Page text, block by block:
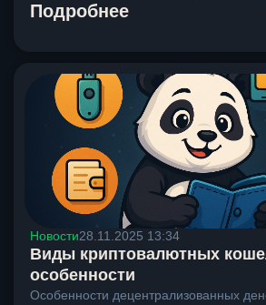
Подробнее
Новости28.11.2025 13:34
Виды криптовалютных
особенности
Особенности децентрализованных